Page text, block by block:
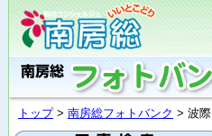
トップ> 南房総フォトバンク > 波際